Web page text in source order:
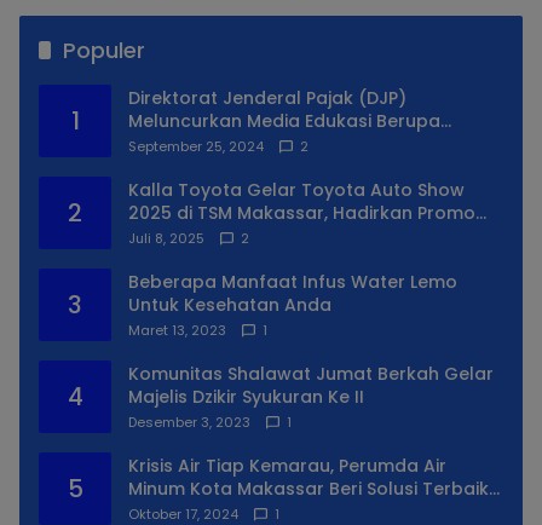
Populer
1
Direktorat Jenderal Pajak (DJP)
Meluncurkan Media Edukasi Berupa
Simulator Coretax
September 25, 2024 2
2
Kalla Toyota Gelar Toyota Auto Show
2025 di TSM Makassar, Hadirkan Promo
Spesial
Juli 8, 2025 2
3
Beberapa Manfaat Infus Water Lemo
Untuk Kesehatan Anda
Maret 13, 2023 1
4
Komunitas Shalawat Jumat Berkah Gelar
Majelis Dzikir Syukuran Ke II
Desember 3, 2023 1
5
Krisis Air Tiap Kemarau, Perumda Air
Minum Kota Makassar Beri Solusi Terbaik
Untuk Daerah Utara Kota
Oktober 17, 2024 1